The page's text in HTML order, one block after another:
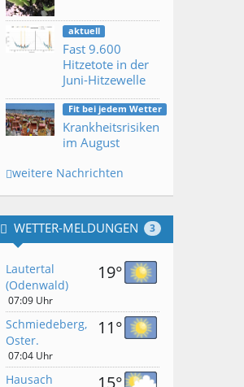
aktuell
Fast 9.600
Hitzetote in der
Juni-Hitzewelle
Fit bei jedem Wetter
Krankheitsrisiken
im August
weitere Nachrichten
3
WETTER-MELDUNGEN
Lautertal
(Odenwald)
07:09 Uhr
19°
Schmiedeberg,
Oster.
07:04 Uhr
11°
Hausach
15°